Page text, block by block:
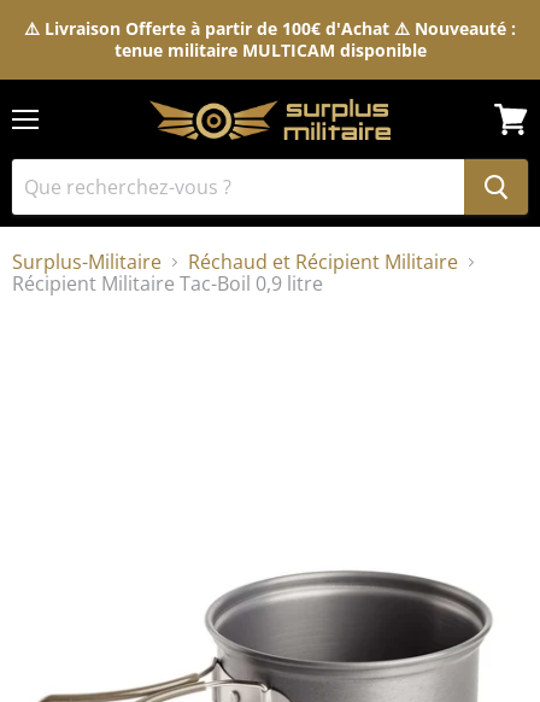
⚠️ Livraison Offerte à partir de 100€ d'Achat ⚠️ Nouveauté :
tenue militaire MULTICAM disponible
le
Surplus-Militaire
Réchaud et Récipient Militaire
Récipient Militaire Tac-Boil 0,9 litre